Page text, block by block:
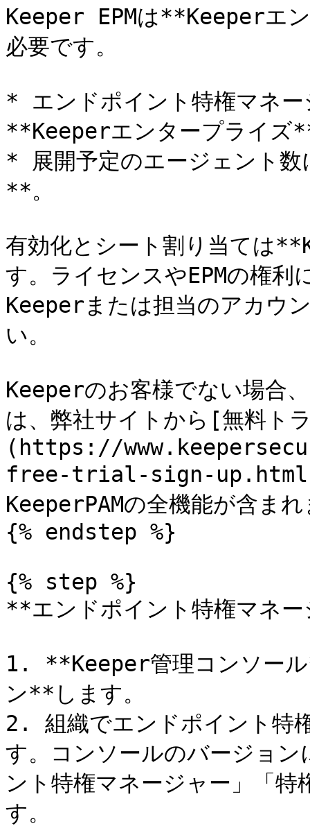
Keeper EPMは**Keeperエ
必要です。
* エンドポイント特権マネ
**Keeperエンタープライズ
* 展開予定のエージェント
**。
有効化とシート割り当ては
す。ライセンスやEPMの権
Keeperまたは担当のアカウ
い。
Keeperのお客様でない場合
は、弊社サイトから[無料ト
(https://
free-trial-sign-up.html)で
KeeperPAMの全機能が含ま
{% endstep %}
{% step %}
**エンドポイント特権マネ
1. **Keeper管理コンソー
ン**します。
2. 組織でエンドポイント特
す。コンソールのバージョ
ント特権マネージャー」「
す。